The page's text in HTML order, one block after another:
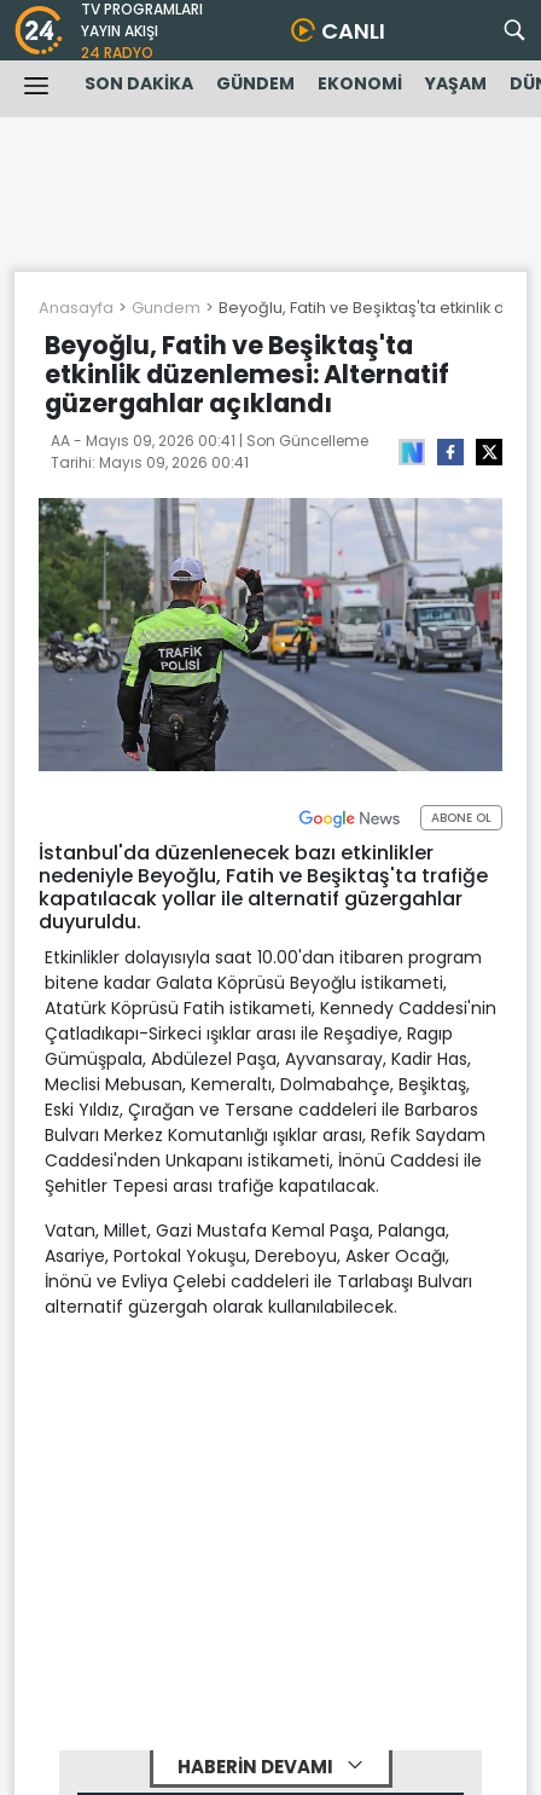
TV PROGRAMLARI
YAYIN AKIŞI
24 RADYO
CANLI
SON DAKİKA GÜNDEM EKONOMİ YAŞAM
Anasayfa Gundem Beyoğlu, Fatih ve Beşiktaş'ta etkinlik
Beyoğlu, Fatih ve Beşiktaş'ta
etkinlik düzenlemesi: Alternatif
güzergahlar açıklandı
AA - Mayıs 09, 2026 00:41 | Son Güncelleme
Tarihi: Mayıs 09, 2026 00:41
ABONE OL
İstanbul'da düzenlenecek bazı etkinlikler
nedeniyle Beyoğlu, Fatih ve Beşiktaş'ta trafiğe
kapatılacak yollar ile alternatif güzergahlar
duyuruldu.
Etkinlikler dolayısıyla saat 10.00'dan itibaren program
bitene kadar Galata Köprüsü Beyoğlu istikameti,
Atatürk Köprüsü Fatih istikameti, Kennedy Caddesi'nin
Çatladıkapı-Sirkeci ışıklar arası ile Reşadiye, Ragıp
Gümüşpala, Abdülezel Paşa, Ayvansaray, Kadir Has,
Meclisi Mebusan, Kemeraltı, Dolmabahçe, Beşiktaş,
Eski Yıldız, Çırağan ve Tersane caddeleri ile Barbaros
Bulvarı Merkez Komutanlığı ışıklar arası, Refik Saydam
Caddesi'nden Unkapanı istikameti, İnönü Caddesi ile
Şehitler Tepesi arası trafiğe kapatılacak.
Vatan, Millet, Gazi Mustafa Kemal Paşa, Palanga,
Asariye, Portokal Yokuşu, Dereboyu, Asker Ocağı,
İnönü ve Evliya Çelebi caddeleri ile Tarlabaşı Bulvarı
alternatif güzergah olarak kullanılabilecek.
HABERİN DEVAMI